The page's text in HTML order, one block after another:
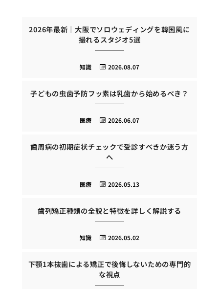
2026年最新｜大阪でソロウェディングを韓国風に
撮れるスタジオ5選
2026.08.07
知識
子どもの虫歯予防フッ素は乳歯から始めるべき？
2026.06.07
医療
歯周病の初期症状チェックで受診すべきか迷う方
へ
2026.05.13
医療
歯列矯正種類の全貌と特徴を詳しく解説する
2026.05.02
知識
下顎1本抜歯による矯正で後悔しないための専門的
な視点